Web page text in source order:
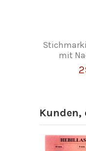
mit